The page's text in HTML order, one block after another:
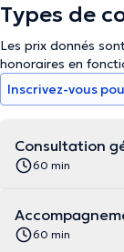
Types de
Les prix donnés
honoraires en
Inscrivez-vous
Consultation
60 min
60 min